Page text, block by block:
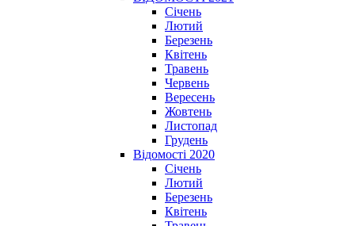
Січень
Лютий
Березень
Квітень
Травень
Червень
Вересень
Жовтень
Листопад
Грудень
Відомості 2020
Січень
Лютий
Березень
Квітень